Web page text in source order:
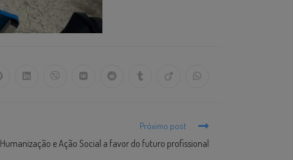
Próximo post
Humanização e Ação Social a favor do futuro profissional